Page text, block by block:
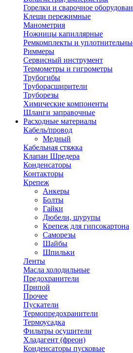
Горелки и сварочное
Клещи пережимные
Манометрия
Ножницы капиллярные
Ремкомплекты и
Риммеры
Сервисный инструмент
Термометры и гигрометры
Трубогибы
Труборасширители
Труборезы
Химические компоненты
Шланги заправочные
Расходные материалы
Кабель/провод
Медный
Кабельная стяжка
Клапан Шредера
Конденсаторы
Контакторы
Крепеж
Анкеры
Болты
Гайки
Дюбели, шурупы
Крепеж для гипсокартона
Саморезы
Шайбы
Шпильки
Ленты
Масла холодильные
Предохранители
Припой
Прочее
Пускатели
Термопредохранители
Термоусадка
Фильтры осушители
Хладагент (фреон)
Конденсаторы пусковые